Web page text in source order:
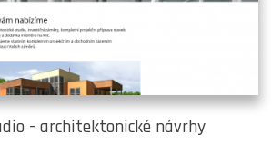
- architektonické návrhy